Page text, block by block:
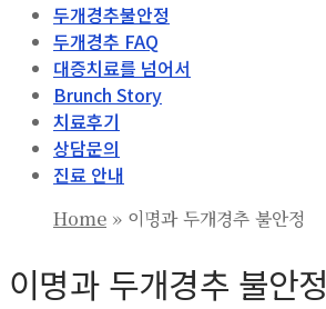
두개경추불안정
두개경추 FAQ
대증치료를 넘어서
Brunch Story
치료후기
상담문의
진료 안내
Home » 이명과 두개경추 불안정
이명과 두개경추 불안정